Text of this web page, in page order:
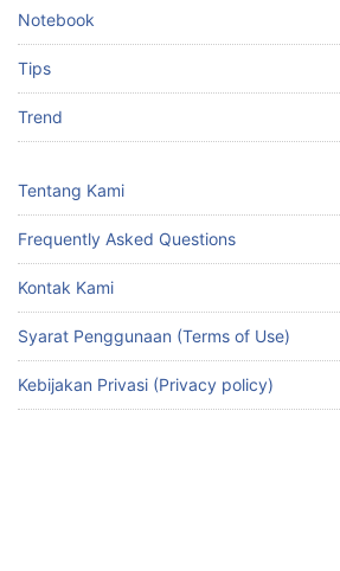
Notebook
Tips
Trend
Tentang Kami
Frequently Asked Questions
Kontak Kami
Syarat Penggunaan (Terms of Use)
Kebijakan Privasi (Privacy policy)